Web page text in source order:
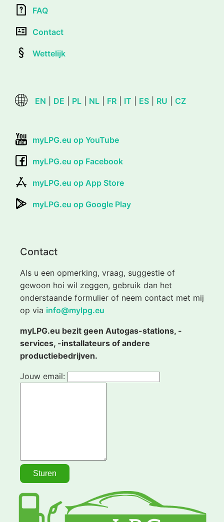
FAQ
Contact
Wettelijk
EN DE PL NL FR IT ES RU CZ
myLPG.eu op YouTube
myLPG.eu op Facebook
myLPG.eu op App Store
myLPG.eu op Google Play
Contact
Als u een opmerking, vraag, suggestie of
gewoon hoi wil zeggen, gebruik dan het
onderstaande formulier of neem contact met mij
op via info@mylpg.eu
myLPG.eu bezit geen Autogas-stations, -
services, -installateurs of andere
productiebedrijven.
Jouw email: